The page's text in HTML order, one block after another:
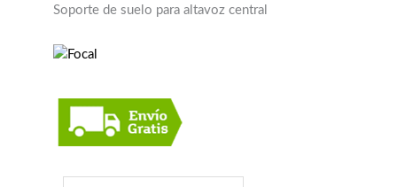
Soporte de suelo para altavoz central